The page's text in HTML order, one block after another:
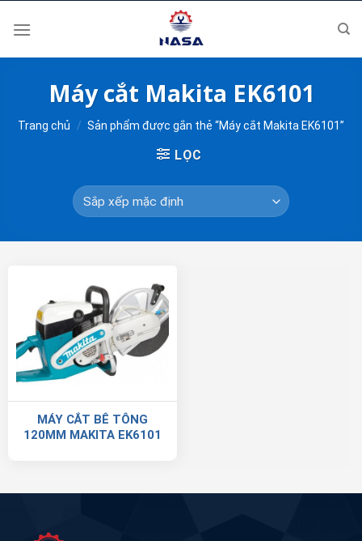
Máy cắt Makita EK6101
Trang chủ / Sản phẩm được gắn thẻ “Máy cắt Makita EK6101”
LỌC
MÁY CẮT BÊ TÔNG
120MM MAKITA EK6101